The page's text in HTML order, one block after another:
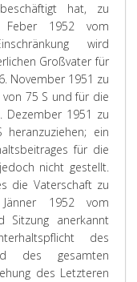
hat, zu
1952 vom
wird
Großvater für
November 1951 zu
75 S und für die
Dezember 1951 zu
ein
für die
nicht gestellt.
die Vaterschaft zu
1952 vom
Sitzung anerkannt
des
des gesamten
des Letzteren